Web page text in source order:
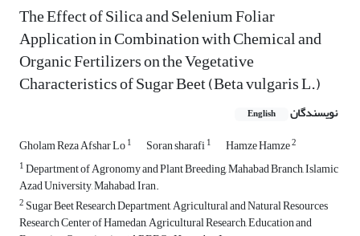
The Effect of Silica and Selenium Foliar
Application in Combination with Chemical and
Organic Fertilizers on the Vegetative
Characteristics of Sugar Beet (Beta vulgaris L.)
نویسندگان English
Gholam Reza Afshar Lo1 Soran sharafi1 Hamze Hamze2
1Department of Agronomy and Plant Breeding, Mahabad Branch, Islamic
Azad University, Mahabad, Iran.
2 Sugar Beet Research Department, Agricultural and Natural Resources
Research Center of Hamedan, Agricultural Research, Education and